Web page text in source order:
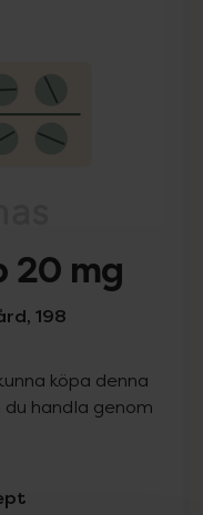
20 mg
198
köpa denna
handla genom